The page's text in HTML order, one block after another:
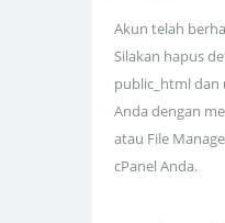
Akun telah
Silakan hapus
public_html dan
Anda dengan
atau File
cPanel Anda.